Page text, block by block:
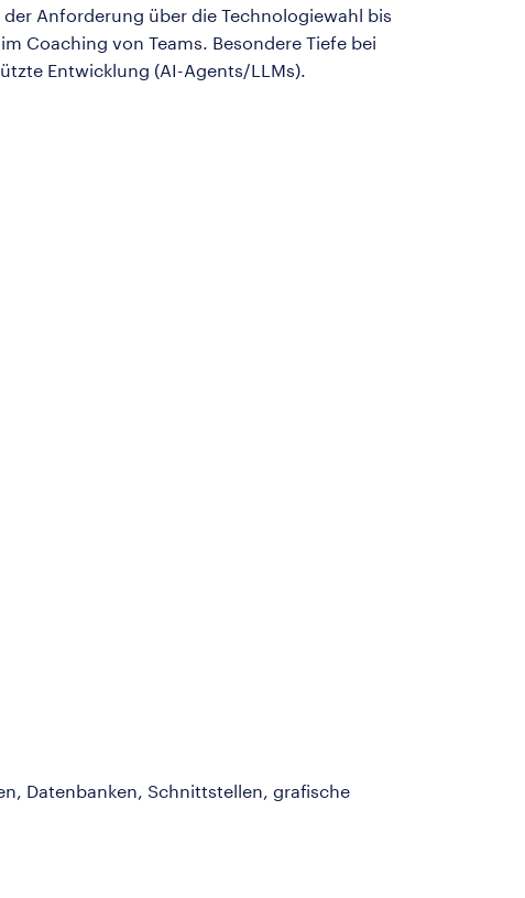
Anforderung über die Technologiewahl bis
Coaching von Teams. Besondere Tiefe bei
Entwicklung (AI-Agents/LLMs).
Datenbanken, Schnittstellen, grafische